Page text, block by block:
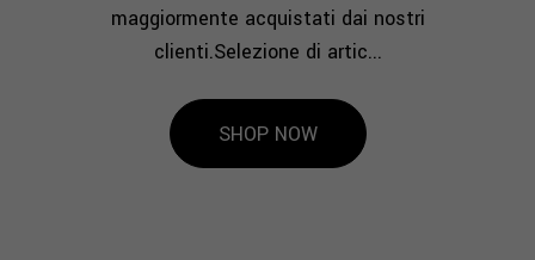
maggiormente acquistati dai nostri
clienti.Selezione di artic...
SHOP NOW